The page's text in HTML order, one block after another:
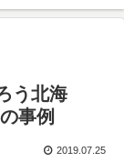
う北海
事例
2019.07.25